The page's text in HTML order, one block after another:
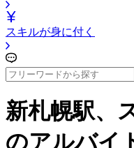
スキルが身に付く
新札幌駅、
のアルバイ